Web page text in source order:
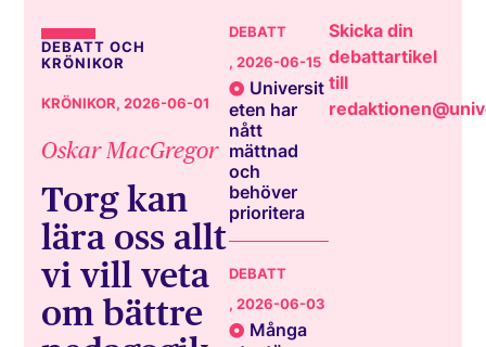
DEBATT OCH
KRÖNIKOR
KRÖNIKOR, 2026-06-01
Oskar MacGregor
Torg kan
lära oss allt
vi vill veta
om bättre
DEBATT
, 2026-06-15
Universit
eten har
nått
mättnad
och
behöver
prioritera
DEBATT
, 2026-06-03
Många
Skicka din
debattartikel
till